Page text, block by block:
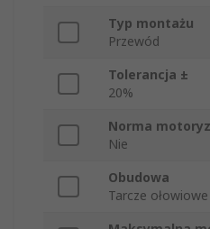
Typ montażu
Przewód
Tolerancja ±
20%
Norma
Nie
Obudowa
Tarcze